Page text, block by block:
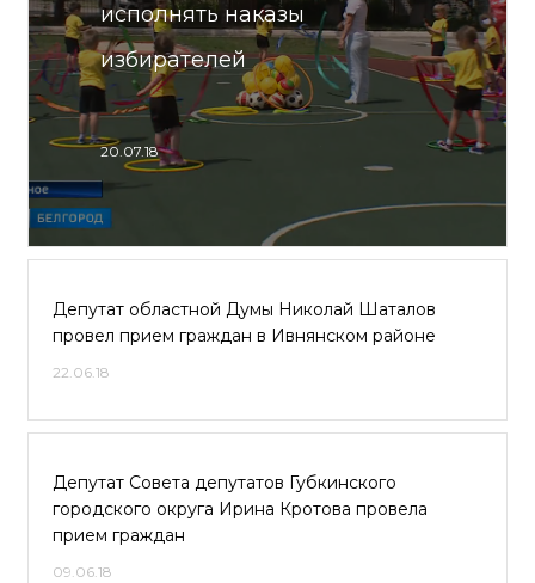
исполнять наказы
избирателей
20.07.18
Депутат областной Думы Николай Шаталов
провел прием граждан в Ивнянском районе
22.06.18
Депутат Совета депутатов Губкинского
городского округа Ирина Кротова провела
прием граждан
09.06.18